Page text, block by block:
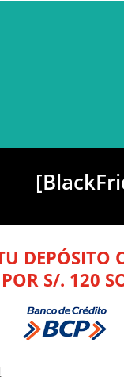
DEPÓSITO
POR S/. 120